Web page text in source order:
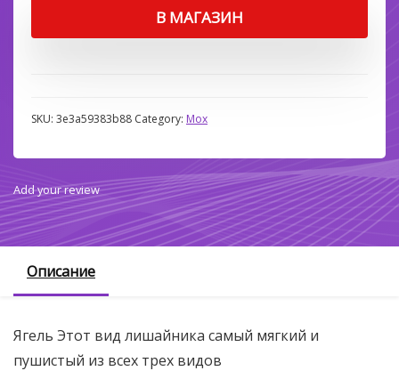
В МАГАЗИН
SKU: 3e3a59383b88 Category: Мох
Add your review
Описание
Ягель Этот вид лишайника самый мягкий и
пушистый из всех трех видов